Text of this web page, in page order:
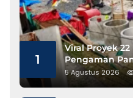
1
Viral Proyek
Pengaman
Gunakan Besi
5 Agustus 2026